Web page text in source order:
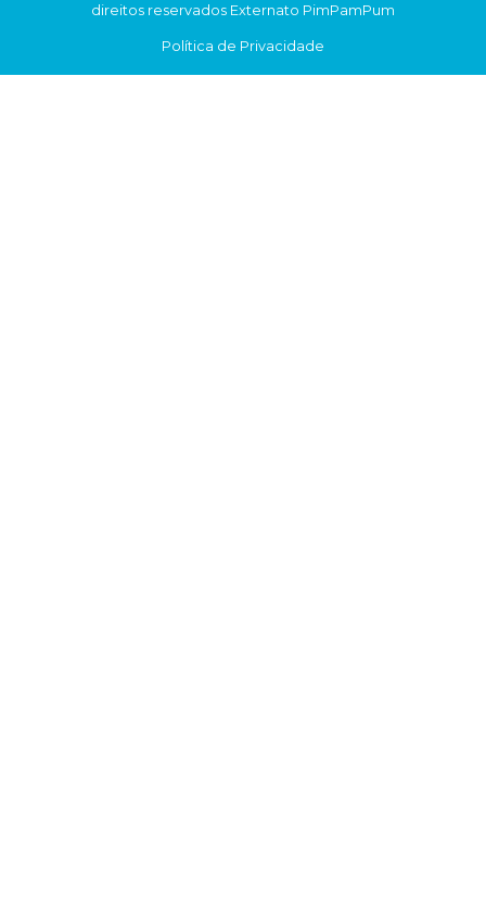
direitos reservados Externato PimPamPum
Política de Privacidade